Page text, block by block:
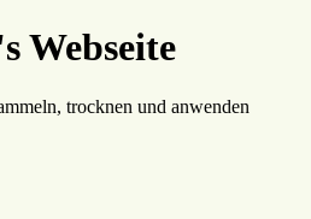
Webseite
trocknen und anwenden